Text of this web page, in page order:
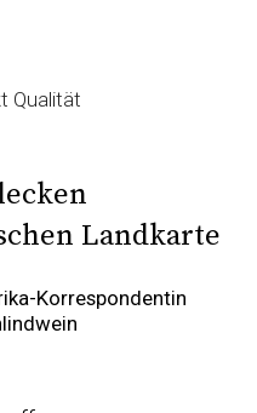
Qualität
Landkarte
Korrespondentin